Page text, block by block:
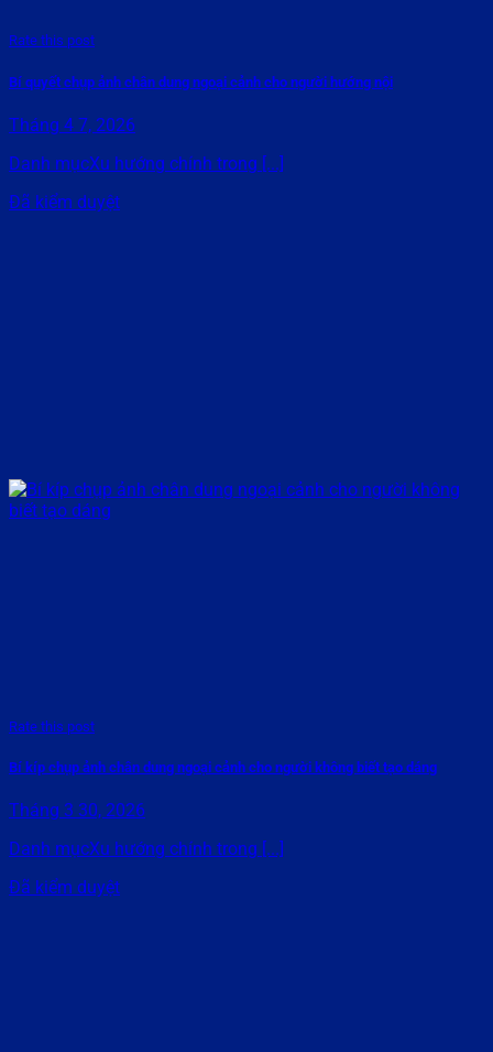
Rate this post
Bí quyết chụp ảnh chân dung ngoại cảnh cho người hướng nội
Tháng 4 7, 2026
Danh mụcXu hướng chính trong [...]
Đã kiểm duyệt
Rate this post
Bí kíp chụp ảnh chân dung ngoại cảnh cho người không biết tạo dáng
Tháng 3 30, 2026
Danh mụcXu hướng chính trong [...]
Đã kiểm duyệt